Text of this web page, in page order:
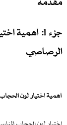
جزء 1:
الرصاصي
أهمية اختيار لون